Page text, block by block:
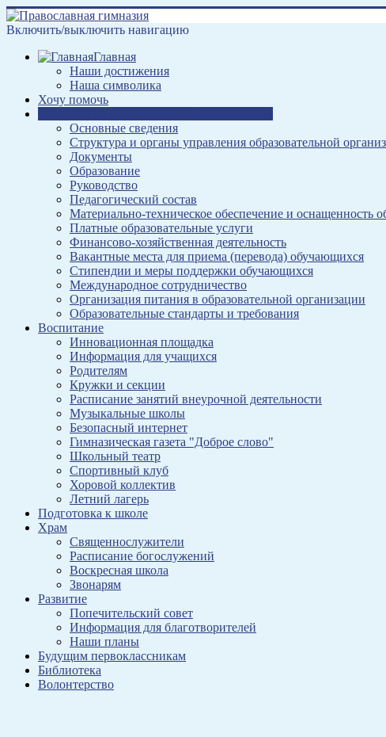
Включить/выключить навигацию
Главная
Наши достижения
Наша символика
Хочу помочь
Основные сведения
Структура и органы управления образовательной
Документы
Образование
Руководство
Педагогический состав
Материально-техническое обеспечение и оснащенность
Платные образовательные услуги
Финансово-хозяйственная деятельность
Вакантные места для приема (перевода) обучающихся
Стипендии и меры поддержки обучающихся
Международное сотрудничество
Организация питания в образовательной организации
Образовательные стандарты и требования
Воспитание
Инновационная площадка
Информация для учащихся
Родителям
Кружки и секции
Расписание занятий внеурочной деятельности
Музыкальные школы
Безопасный интернет
Гимназическая газета "Доброе слово"
Школьный театр
Спортивный клуб
Хоровой коллектив
Летний лагерь
Подготовка к школе
Храм
Священнослужители
Расписание богослужений
Воскресная школа
Звонарям
Развитие
Попечительский совет
Информация для благотворителей
Наши планы
Будущим первоклассникам
Библиотека
Волонтерство